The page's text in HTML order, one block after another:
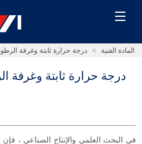
المادة الفنية > درجة حرارة ثابتة وغرفة